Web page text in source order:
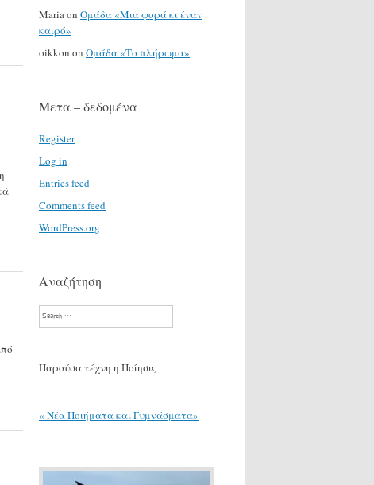
Mariaon Ομάδα «Μια φορά κι έναν
καιρό»
oikkon on Ομάδα «Το πλήρωμα»
Μετα – δεδομένα
Register
Log in
Entries feed
Comments feed
WordPress.org
Αναζήτηση
Search
Παρούσα τέχνη η Ποίησις
« Νέα Ποιήματα και Γυμνάσματα»